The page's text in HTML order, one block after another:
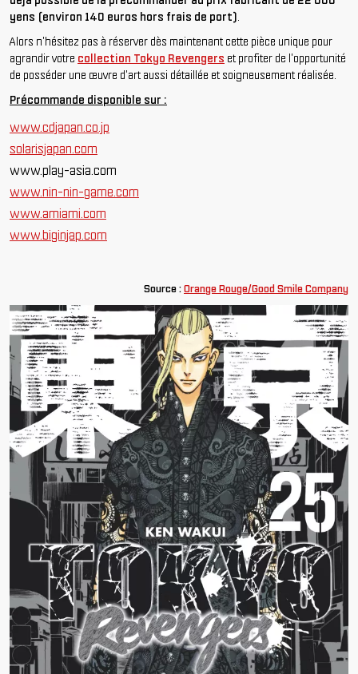
yens (environ 140 euros hors frais de port).
Alors n'hésitez pas à réserver dès maintenant cette pièce unique pour
agrandir votre collection Tokyo Revengers et profiter de l'opportunité
de posséder une œuvre d'art aussi détaillée et soigneusement réalisée.
Précommande disponible sur :
www.cdjapan.co.jp
solarisjapan.com
www.play-asia.com
www.nin-nin-game.com
www.amiami.com
www.biginjap.com
Source :Orange Rouge/Good Smile Company